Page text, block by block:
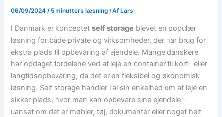
06/09/2024 / 5 minutters læsning / AfLars
I Danmark er konceptetself storage blevet en populær
løsning for både private og virksomheder, der har brug for
ekstra plads til opbevaring af ejendele. Mange danskere
har opdaget fordelene ved at leje en container til kort- eller
langtidsopbevaring, da det er en fleksibel og økonomisk
løsning. Self storage handler i al sin enkelhed om at leje en
sikker plads, hvor man kan opbevare sine ejendele –
uanset om det er møbler, tøj, dokumenter eller noget helt